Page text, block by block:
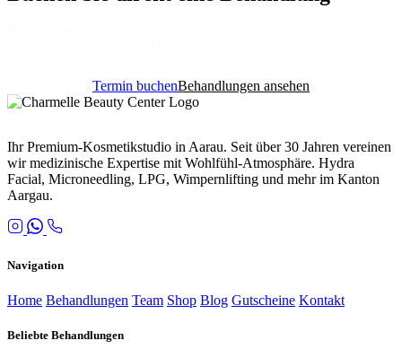
Termin buchenBehandlungen ansehen
Ihr Premium-Kosmetikstudio in Aarau. Seit über 30 Jahren vereinen
wir medizinische Expertise mit Wohlfühl-Atmosphäre. Hydra
Facial, Microneedling, LPG, Wimpernlifting und mehr im Kanton
Aargau.
Navigation
Home Behandlungen Team Shop Blog Gutscheine Kontakt
Beliebte Behandlungen